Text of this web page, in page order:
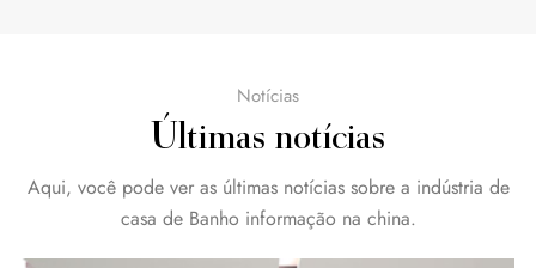
Notícias
Últimas notícias
Aqui, você pode ver as últimas notícias sobre a indústria de
casa de Banho informação na china.